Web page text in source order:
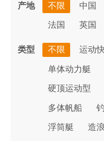
产地 不限 中国
法国 英国
类型 不限 运动
单体动力艇
硬顶运动型
多体帆船
浮筒艇 造